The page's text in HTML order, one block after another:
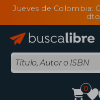
Jueves de Colombia:
0